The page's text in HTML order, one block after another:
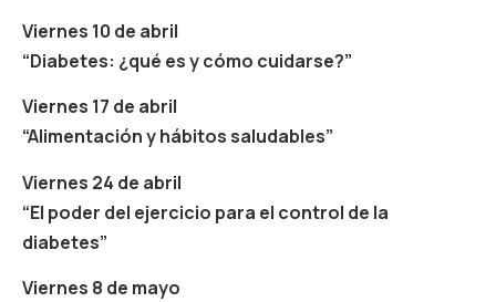
Viernes 10 de abril
“Diabetes: ¿qué es y cómo cuidarse?”
Viernes 17 de abril
“Alimentación y hábitos saludables”
Viernes 24 de abril
“El poder del ejercicio para el control de la
diabetes”
Viernes 8 de mayo